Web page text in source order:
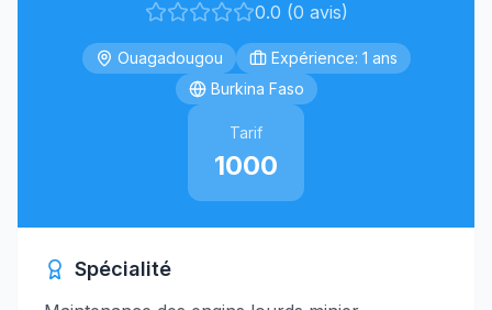
0.0 (0 avis)
Ouagadougou
Expérience: 1 ans
Burkina Faso
Tarif
1000
Spécialité